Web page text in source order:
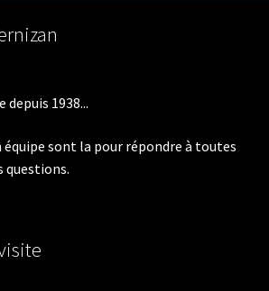
1938...
équipe sont la pour répondre à toutes
questions.